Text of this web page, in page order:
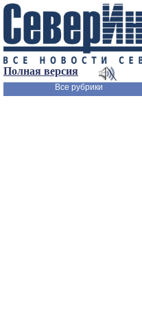
Полная версия
Все рубрики